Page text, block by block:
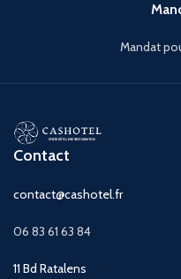
Mandat
Contact
contact@cashotel.fr
06 83 61 63 84
11 Bd Ratalens